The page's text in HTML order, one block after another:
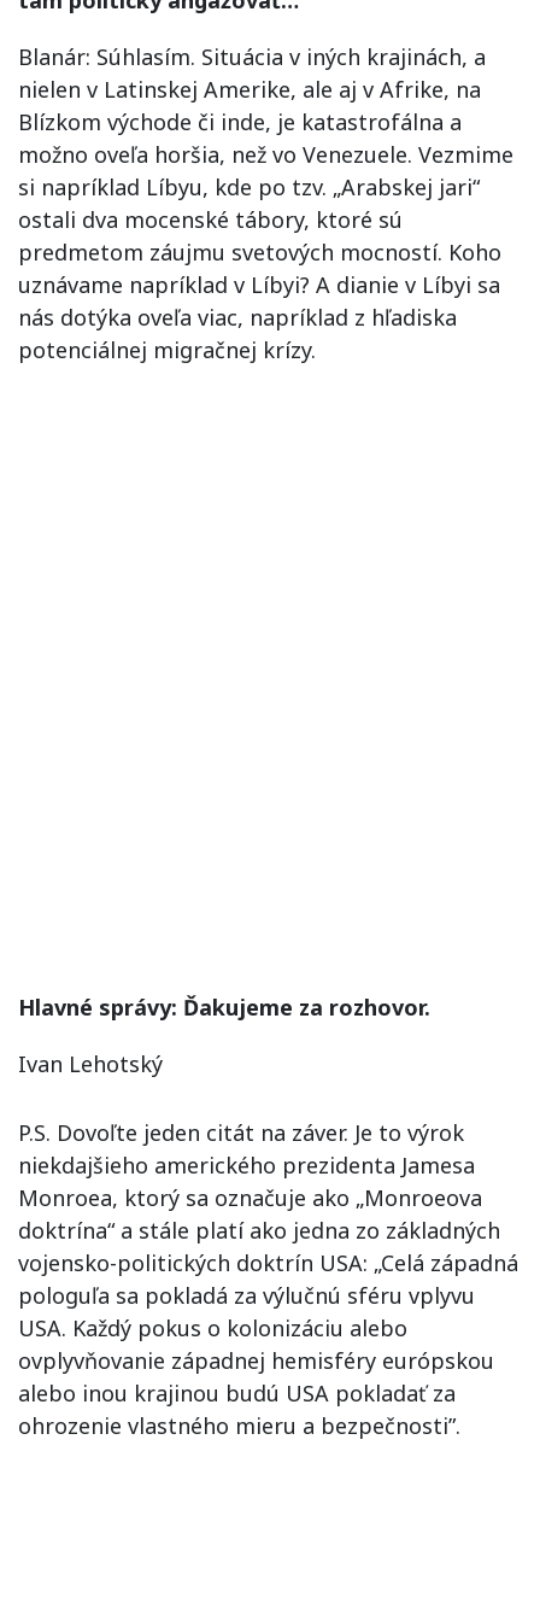
Blanár: Súhlasím. Situácia v iných krajinách, a
nielen v Latinskej Amerike, ale aj v Afrike, na
Blízkom východe či inde, je katastrofálna a
možno oveľa horšia, než vo Venezuele. Vezmime
si napríklad Líbyu, kde po tzv. „Arabskej jari“
ostali dva mocenské tábory, ktoré sú
predmetom záujmu svetových mocností. Koho
uznávame napríklad v Líbyi? A dianie v Líbyi sa
nás dotýka oveľa viac, napríklad z hľadiska
potenciálnej migračnej krízy.
Hlavné správy: Ďakujeme za rozhovor.
Ivan Lehotský
P.S. Dovoľte jeden citát na záver. Je to výrok
niekdajšieho amerického prezidenta Jamesa
Monroea, ktorý sa označuje ako „Monroeova
doktrína“ a stále platí ako jedna zo základných
vojensko-politických doktrín USA: „Celá západná
pologuľa sa pokladá za výlučnú sféru vplyvu
USA. Každý pokus o kolonizáciu alebo
ovplyvňovanie západnej hemisféry európskou
alebo inou krajinou budú USA pokladať za
ohrozenie vlastného mieru a bezpečnosti”.